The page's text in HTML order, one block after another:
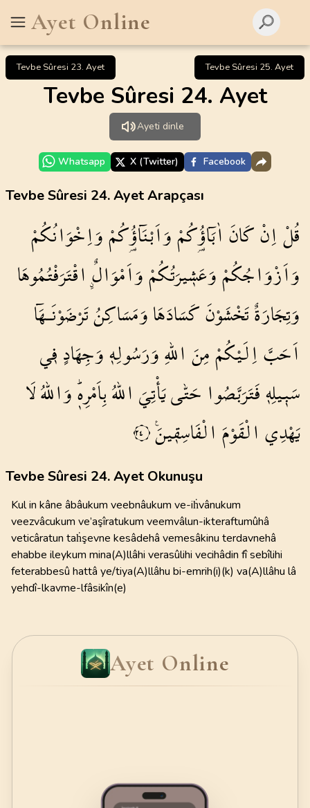
Ayet Online
Tevbe Sûresi 23. Ayet Tevbe Sûresi 25. Ayet
Tevbe Sûresi 24. Ayet
Ayeti dinle
Whatsapp X (Twitter) Facebook
Tevbe Sûresi 24. Ayet Arapçası
قُلْاِنْكَانَاٰبَٓاؤُ۬كُمْوَاَبْنَٓاؤُ۬كُمْوَاِخْوَانُكُمْ
وَاَزْوَاجُكُمْوَعَش۪يرَتُكُمْوَاَمْوَالٌۨاقْتَرَفْتُمُوهَا
وَتِجَارَةٌتَخْشَوْنَكَسَادَهَاوَمَسَاكِنُتَرْضَوْنَـهَٓا
اَحَبَّاِلَيْكُمْمِنَاللّٰهِوَرَسُولِه۪وَجِهَادٍف۪ي
سَب۪يلِه۪فَتَرَبَّصُوا حَتّٰىيَأْتِيَاللّٰهُبِاَمْرِه۪ۜوَاللّٰهُلَا
يَهْدِيالْقَوْمَالْفَاسِق۪ينَ۟ ٢٤
Tevbe Sûresi 24. Ayet Okunuşu
Kul in kâne âbâukum veebnâukum ve-iḣvânukum
veezvâcukum ve’aşîratukum veemvâlun-ikteraftumûhâ
veticâratun taḣşevne kesâdehâ vemesâkinu terdavnehâ
ehabbe ileykum mina(A)llâhi verasûlihi vecihâdin fî sebîlihi
feterabbesû hattâ ye/tiya(A)llâhu bi-emrih(i)(k) va(A)llâhu lâ
yehdî-lkavme-lfâsikîn(e)
Ayet Online